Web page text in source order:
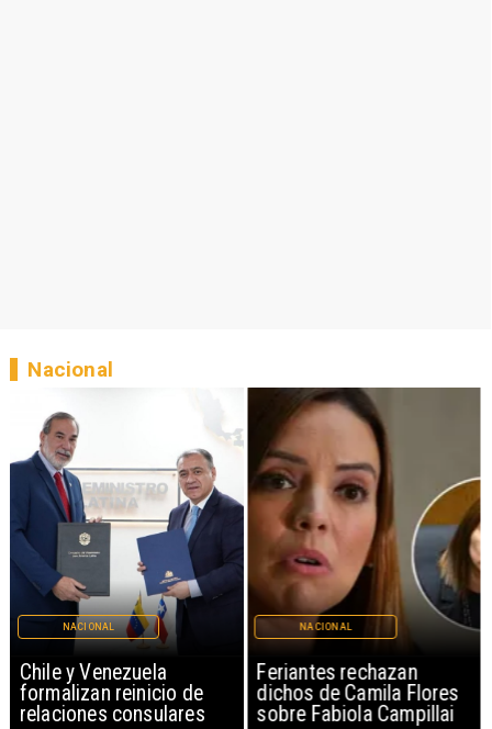
Chile y Venezuela
formalizan reinicio de
relaciones consulares
NACIONAL
Feriantes rechazan
dichos de Camila Flores
sobre Fabiola Campillai
NACIONAL
Nacional